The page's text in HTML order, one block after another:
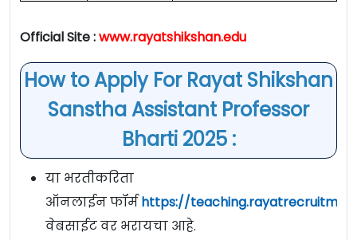
Official Site :www.rayatshikshan.edu
How to Apply For Rayat Shikshan
Sanstha Assistant Professor
Bharti 2025 :
या भरतीकरिता
ऑनलाईन फॉर्मhttps://
वेबसाईट वर भरायचा आहे.